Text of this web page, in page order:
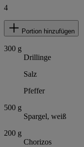
4
Portion hinzufügen
300 g
Drillinge
Salz
Pfeffer
500 g
Spargel, weiß
200 g
Chorizos